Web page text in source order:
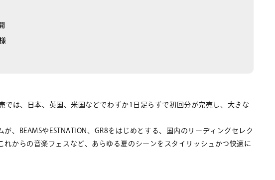
は、日本、英国、米国などでわずか1日足らずで初回分が完売し、大きな
、BEAMSやESTNATION、GR8をはじめとする、国内のリーディングセレク
からの音楽フェスなど、あらゆる夏のシーンをスタイリッシュかつ快適に